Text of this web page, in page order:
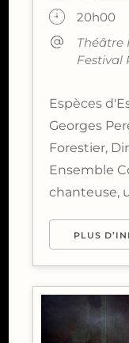
20h00
Théâtre
Festival
Espèces
Georges
Forestier,
Ensemble
chanteuse,
PLUS